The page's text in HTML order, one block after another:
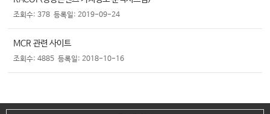
조회수: 378 등록일: 2019-09-24
MCR 관련 사이트
조회수: 4885 등록일: 2018-10-16